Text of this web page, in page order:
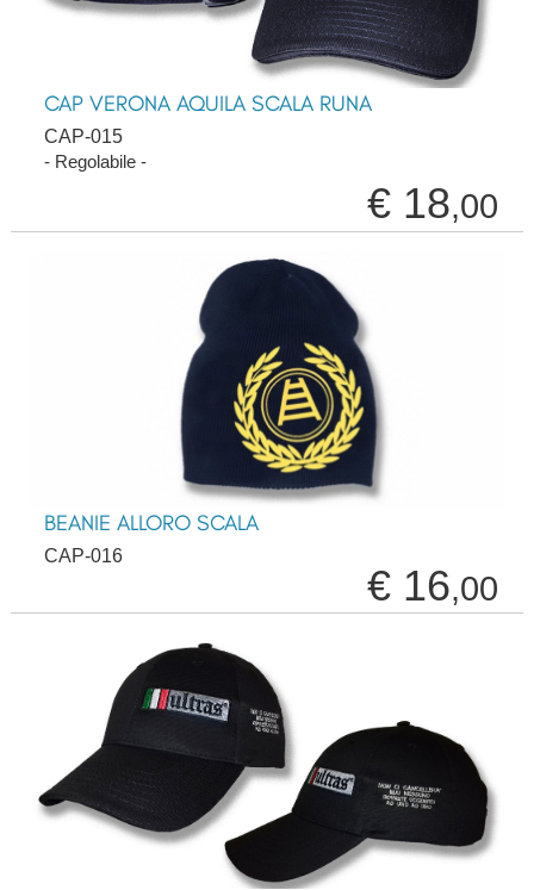
CAP VERONA AQUILA SCALA RUNA
CAP-015
- Regolabile -
€ 18,00
BEANIE ALLORO SCALA
CAP-016
€ 16,00